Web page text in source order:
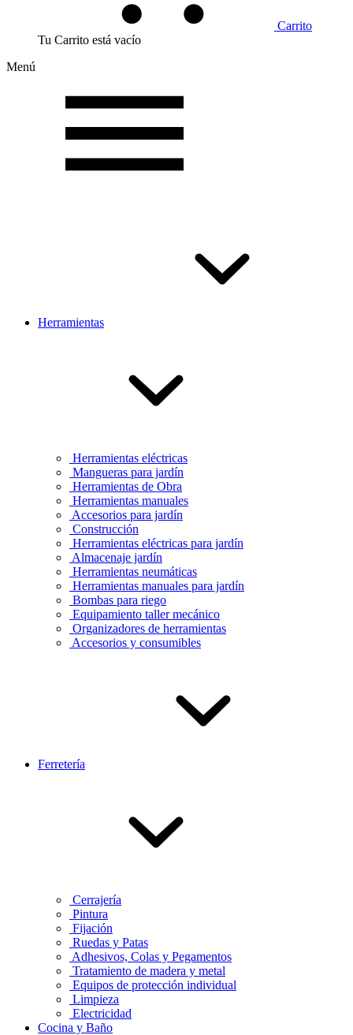
Carrito
Tu Carrito está vacío
Menú
Herramientas
Herramientas eléctricas
Mangueras para jardín
Herramientas de Obra
Herramientas manuales
Accesorios para jardín
Construcción
Herramientas eléctricas para jardín
Almacenaje jardín
Herramientas neumáticas
Herramientas manuales para jardín
Bombas para riego
Equipamiento taller mecánico
Organizadores de herramientas
Accesorios y consumibles
Ferretería
Cerrajería
Pintura
Fijación
Ruedas y Patas
Adhesivos, Colas y Pegamentos
Tratamiento de madera y metal
Equipos de protección individual
Limpieza
Electricidad
Cocina y Baño